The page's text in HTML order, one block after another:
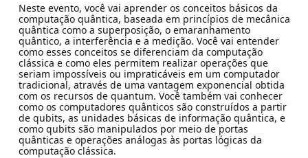
Neste evento, você vai aprender os conceitos básicos da
computação quântica, baseada em princípios de mecânica
quântica como a superposição, o emaranhamento
quântico, a interferência e a medição. Você vai entender
como esses conceitos se diferenciam da computação
clássica e como eles permitem realizar operações que
seriam impossíveis ou impraticáveis em um computador
tradicional, através de uma vantagem exponencial obtida
com os recursos de quantum. Você também vai conhecer
como os computadores quânticos são construídos a partir
de qubits, as unidades básicas de informação quântica, e
como qubits são manipulados por meio de portas
quânticas e operações análogas às portas lógicas da
computação clássica.